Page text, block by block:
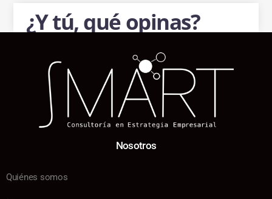
¿Y tú, qué opinas?
Nosotros
Quiénes somos